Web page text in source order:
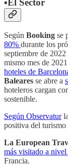
Según Booking se
80% durante los
septiembre de 2022
mismo mes de
hoteles de
Baleares se abre a
hoteleros cargan
sostenible.
Según Observatur
positiva del turismo
La European
más visitado a
Francia.